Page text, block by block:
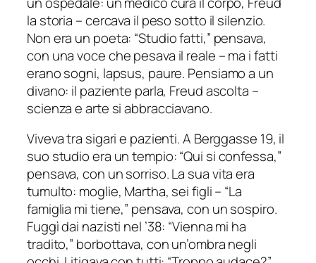
la storia – cercava il peso sotto il silenzio.
Non era un poeta: “Studio fatti,” pensava,
con una voce che pesava il reale – ma i fatti
erano sogni, lapsus, paure. Pensiamo a un
divano: il paziente parla, Freud ascolta –
scienza e arte si abbracciavano.
Viveva tra sigari e pazienti. A Berggasse 19, il
suo studio era un tempio: “Qui si confessa,”
pensava, con un sorriso. La sua vita era
tumulto: moglie, Martha, sei figli – “La
famiglia mi tiene,” pensava, con un sospiro.
Fuggì dai nazisti nel ’38: “Vienna mi ha
tradito,” borbottava, con un’ombra negli